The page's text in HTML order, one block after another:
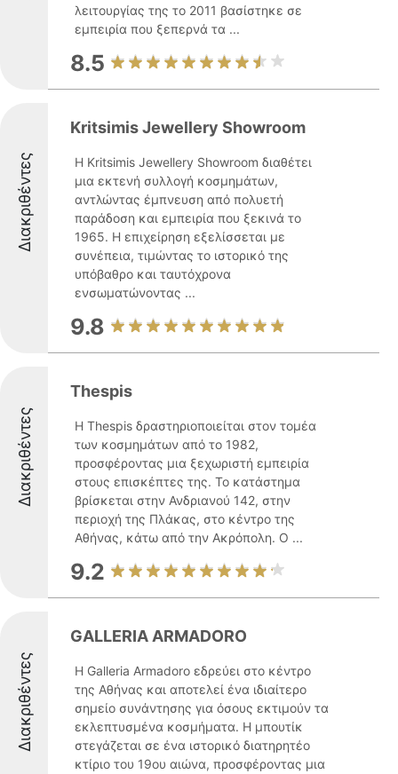
λειτουργίας της το 2011 βασίστηκε σε
εμπειρία που ξεπερνά τα ...
8.5
Διακριθέντες
Kritsimis Jewellery Showroom
Η Kritsimis Jewellery Showroom διαθέτει
μια εκτενή συλλογή κοσμημάτων,
αντλώντας έμπνευση από πολυετή
παράδοση και εμπειρία που ξεκινά το
1965. Η επιχείρηση εξελίσσεται με
συνέπεια, τιμώντας το ιστορικό της
υπόβαθρο και ταυτόχρονα
ενσωματώνοντας ...
9.8
Διακριθέντες
Thespis
Η Thespis δραστηριοποιείται στον τομέα
των κοσμημάτων από το 1982,
προσφέροντας μια ξεχωριστή εμπειρία
στους επισκέπτες της. Το κατάστημα
βρίσκεται στην Ανδριανού 142, στην
περιοχή της Πλάκας, στο κέντρο της
Αθήνας, κάτω από την Ακρόπολη. Ο ...
9.2
Διακριθέντες
GALLERIA ARMADORO
Η Galleria Armadoro εδρεύει στο κέντρο
της Αθήνας και αποτελεί ένα ιδιαίτερο
σημείο συνάντησης για όσους εκτιμούν τα
εκλεπτυσμένα κοσμήματα. Η μπουτίκ
στεγάζεται σε ένα ιστορικό διατηρητέο
κτίριο του 19ου αιώνα, προσφέροντας μια